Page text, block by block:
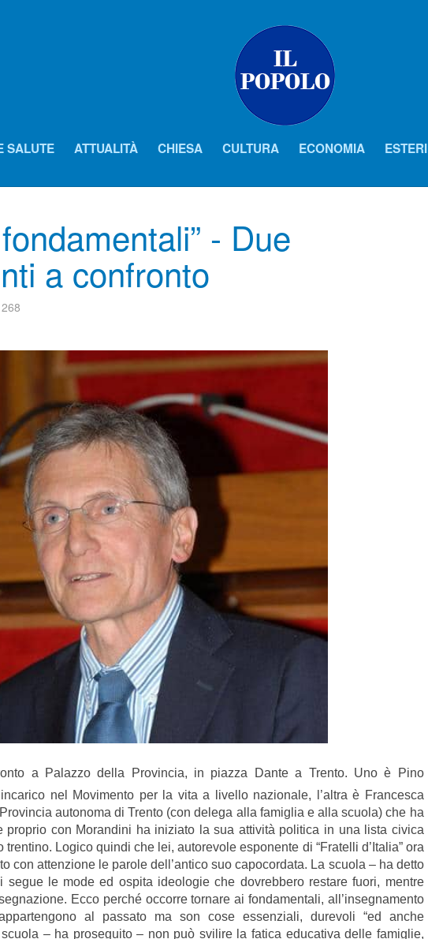
SALUTE ATTUALITÀ CHIESA CULTURA ECONOMIA ESTERI
- Due
a confronto
a Palazzo della Provincia, in piazza Dante a Trento. Uno è Pino
nel Movimento per la vita a livello nazionale, l’altra è Francesca
autonoma di Trento (con delega alla famiglia e alla scuola) che ha
proprio con Morandini ha iniziato la sua attività politica in una lista civica
Logico quindi che lei, autorevole esponente di “Fratelli d’Italia” ora
con attenzione le parole dell’antico suo capocordata. La scuola – ha detto
segue le mode ed ospita ideologie che dovrebbero restare fuori, mentre
Ecco perché occorre tornare ai fondamentali, all’insegnamento
al passato ma son cose essenziali, durevoli “ed anche
– ha proseguito – non può svilire la fatica educativa delle famiglie,